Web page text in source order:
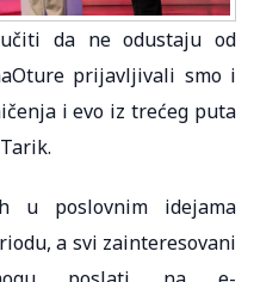
da ne odustaju od
prijavljivali smo i
i evo iz trećeg puta
u poslovnim idejama
a svi zainteresovani